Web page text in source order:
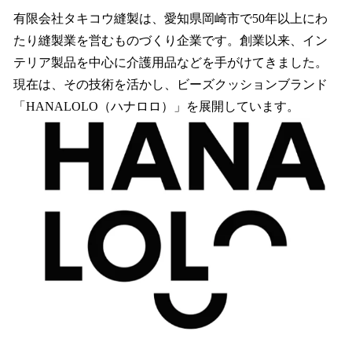
有限会社タキコウ縫製は、愛知県岡崎市で50年以上にわ
たり縫製業を営むものづくり企業です。創業以来、イン
テリア製品を中心に介護用品などを手がけてきました。
現在は、その技術を活かし、ビーズクッションブランド
「HANALOLO（ハナロロ）」を展開しています。